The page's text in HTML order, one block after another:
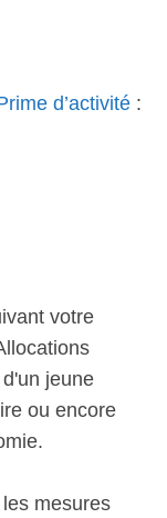
d’activité :
votre
jeune
ou encore
mesures